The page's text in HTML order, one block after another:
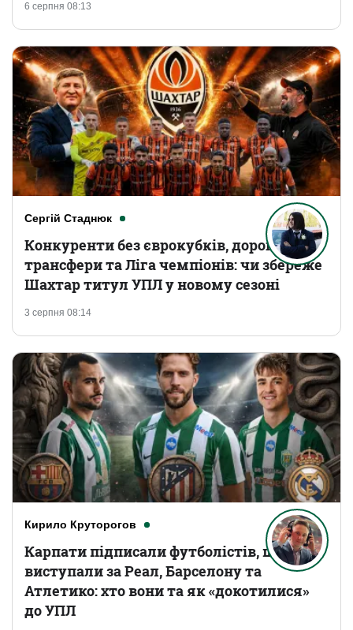
6 серпня 08:13
Сергій Стаднюк
3 серпня 08:14
Конкуренти без єврокубків, дорогі
трансфери та Ліга чемпіонів: чи збереже
Шахтар титул УПЛ у новому сезоні
Кирило Круторогов
Карпати підписали футболістів, що
виступали за Реал, Барселону та
Атлетико: хто вони та як «докотилися»
до УПЛ